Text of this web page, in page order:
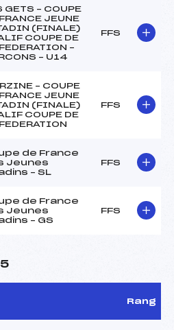
GETS – COUPE
JEUNE
(FINALE)
COUPE DE
–
– U14
FFS
– COUPE
JEUNE
(FINALE)
COUPE DE
FFS
de France
Jeunes
– SL
FFS
de France
Jeunes
– GS
FFS
Rang